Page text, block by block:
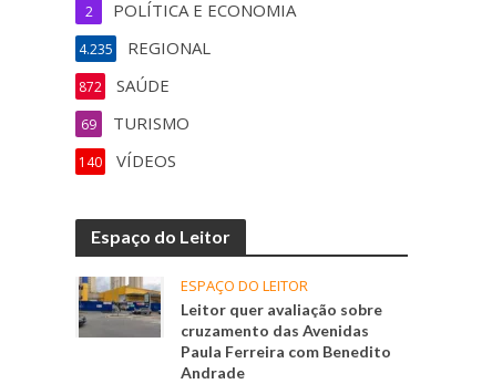
POLÍTICA E ECONOMIA
2
REGIONAL
4.235
SAÚDE
872
TURISMO
69
VÍDEOS
140
Espaço do Leitor
ESPAÇO DO LEITOR
Leitor quer avaliação sobre
cruzamento das Avenidas
Paula Ferreira com Benedito
Andrade